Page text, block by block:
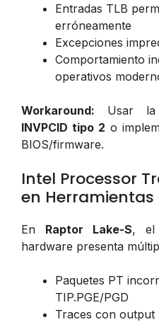
Entradas TLB
erróneamente
Excepciones
Comportamiento
operativos
Workaround: Usar la
INVPCID tipo 2 o
BIOS/firmware.
Intel Processor
en Herramientas
En Raptor Lake-S, el
hardware presenta
Paquetes PT
TIP.PGE/PGD
Traces con output